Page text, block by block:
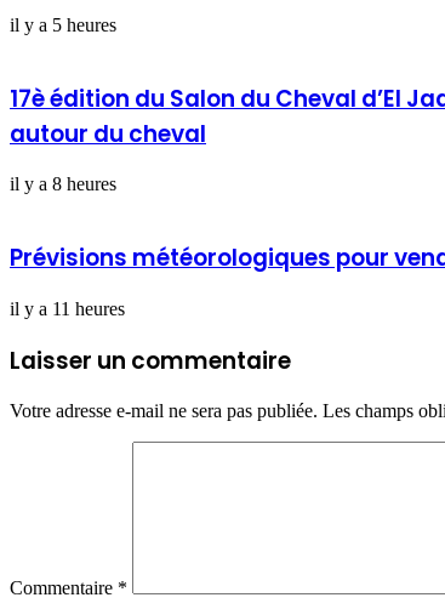
il y a 5 heures
17è édition du Salon du Cheval d’El
autour du cheval
il y a 8 heures
Prévisions météorologiques pour
il y a 11 heures
Laisser un commentaire
Votre adresse e-mail ne sera pas publiée. Les champs
Commentaire *